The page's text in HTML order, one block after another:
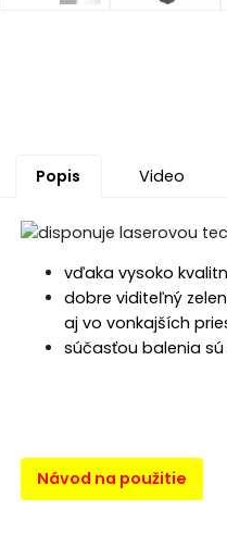
Popis Video
vďaka vysoko
dobre viditeľný
aj vo vonkajších
súčasťou balenia
Návod na použitie